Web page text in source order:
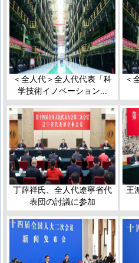
＜全人代＞全人代代表「科
学技術イノベーション...
＜
丁薛祥氏、全人代遼寧省代
表団の討議に参加
王